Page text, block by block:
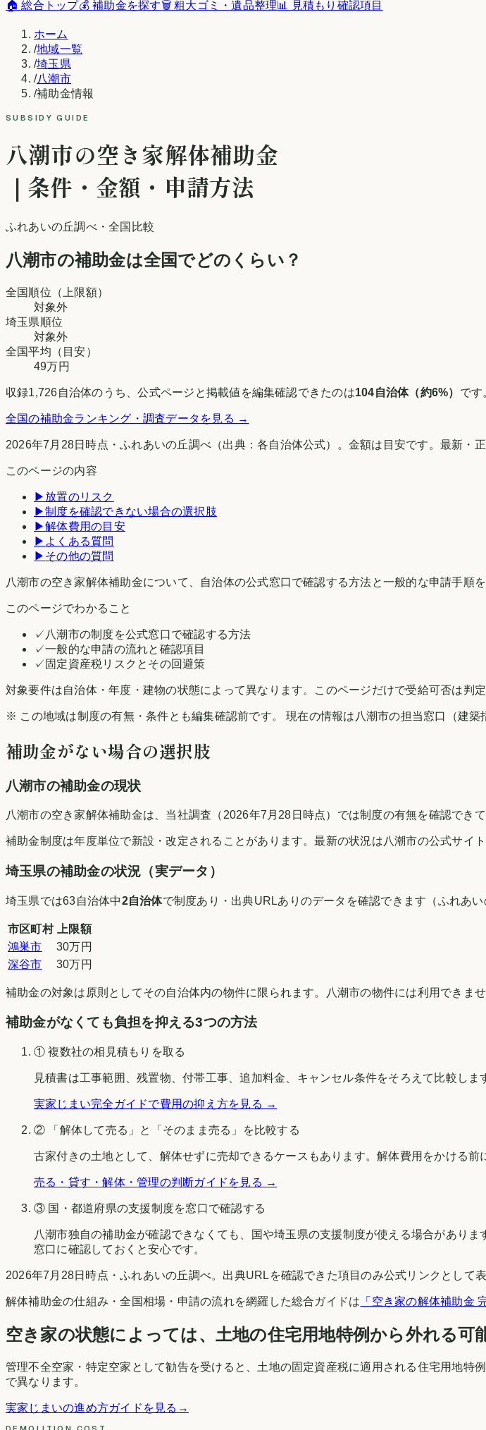
🏠 総合トップ💰 補助金を探す🗑️ 粗大ゴミ・遺品整理📊 見積もり確認項目
ホーム
/地域一覧
/埼玉県
/八潮市
/補助金情報
SUBSIDY GUIDE
八潮市の空き家解体補助金
｜条件・金額・申請方法
ふれあいの丘調べ・全国比較
八潮市の補助金は全国でどのくらい？
全国順位（上限額）
対象外
埼玉県順位
対象外
全国平均（目安）
49万円
収録1,726自治体のうち、公式ページと掲載値を編集確認できたのは104自治体（約6%） です
全国の補助金ランキング・調査データを見る →
2026年7月28日時点 ・ふれあいの丘調べ （出典：各自治体公式）。金額は目安です。最新・
このページの内容
▶ 放置のリスク
▶制度を確認できない場合の選択肢
▶解体費用の目安
▶ よくある質問
▶ その他の質問
八潮市の空き家解体補助金について、自治体の公式窓口で確認する方法と一般的な申請手順を
このページでわかること
✓ 八潮市の制度を公式窓口で確認する方法
✓一般的な申請の流れと確認項目
✓ 固定資産税リスクとその回避策
対象要件は自治体・年度・建物の状態によって異なります。このページだけで受給可否は判定
※ この地域は制度の有無・条件とも編集確認前です。 現在の情報は 八潮市の担当窓口（建築
補助金がない場合の選択肢
八潮市の補助金の現状
八潮市の空き家解体補助金は、当社調査（2026年7月28日時点）では制度の有無を確認できて
補助金制度は年度単位で新設・改定されることがあります。最新の状況は八潮市の公式サイ
埼玉県の補助金の状況（実データ）
埼玉県では63自治体中2自治体で制度あり・出典URLありのデータを確認できます（ふれあ
市区町村
上限額
鴻巣市
30万円
深谷市
30万円
補助金の対象は原則としてその自治体内の物件に限られます。 八潮市の物件には利用できませ
補助金がなくても負担を抑える3つの方法
① 複数社の相見積もりを取る
見積書は工事範囲、残置物、付帯工事、追加料金、キャンセル条件をそろえて比較し
実家じまい完全ガイドで費用の抑え方を見る →
② 「解体して売る」と「そのまま売る」を比較する
古家付きの土地として、解体せずに売却できるケースもあります。解体費用をかける
売る・貸す・解体・管理の判断ガイドを見る →
③ 国・都道府県の支援制度を窓口で確認する
八潮市独自の補助金が確認できなくても、国や埼玉県の支援制度が使える場合がありま
窓口に確認しておくと安心です。
2026年7月28日時点 ・ふれあいの丘調べ。出典URLを確認できた項目のみ公式リンクとして
解体補助金の仕組み・全国相場・申請の流れを網羅した総合ガイドは 「空き家の解体補助金
空き家の状態によっては、土地の住宅用地特例から外れる可
管理不全空家・特定空家として勧告を受けると、土地の固定資産税に適用される住宅用地
で異なります。
実家じまいの進め方ガイドを見る →